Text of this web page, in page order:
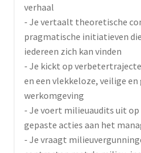
verhaal
- Je vertaalt theoretische
pragmatische initiatieven
iedereen zich kan vinden
- Je kickt op
en een vlekkeloze, veilige
werkomgeving
- Je voert milieuaudits uit
gepaste acties aan het
- Je vraagt